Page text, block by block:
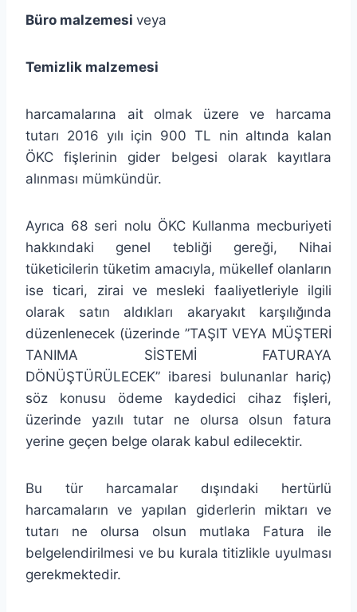
Büro malzemesi veya
Temizlik malzemesi
harcamalarına ait olmak üzere ve harcama
tutarı 2016 yılı için 900 TL nin altında kalan
ÖKC fişlerinin gider belgesi olarak kayıtlara
alınması mümkündür.
Ayrıca 68 seri nolu ÖKC Kullanma mecburiyeti
hakkındaki genel tebliği gereği, Nihai
tüketicilerin tüketim amacıyla, mükellef olanların
ise ticari, zirai ve mesleki faaliyetleriyle ilgili
olarak satın aldıkları akaryakıt karşılığında
düzenlenecek (üzerinde ”TAŞIT VEYA MÜŞTERİ
TANIMA SİSTEMİ FATURAYA
DÖNÜŞTÜRÜLECEK” ibaresi bulunanlar hariç)
söz konusu ödeme kaydedici cihaz fişleri,
üzerinde yazılı tutar ne olursa olsun fatura
yerine geçen belge olarak kabul edilecektir.
Bu tür harcamalar dışındaki hertürlü
harcamaların ve yapılan giderlerin miktarı ve
tutarı ne olursa olsun mutlaka Fatura ile
belgelendirilmesi ve bu kurala titizlikle uyulması
gerekmektedir.